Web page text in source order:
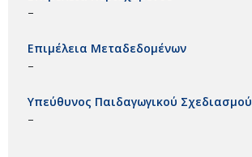
–
Επιμέλεια Μεταδεδομένων
–
Υπεύθυνος Παιδαγωγικού Σχεδιασμού
–